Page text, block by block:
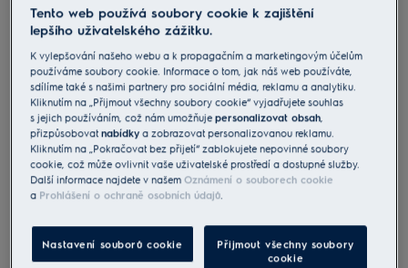
LFV626K
Vertikální komínový odsavač par
série 600 Hob2Hood
4.8 (1183)
Informační list výrobku
Benefity
Odsavač par 600 Hob2Hood® automaticky upravuje nastavení
odsávání.
Hob2Hood® přizpůsobuje digestoř podle nastavení na varné desce.
ExtractionTech Plus rychle čistí vzduch v kuchyni.
Tento web používá soubory cookie k zajištění
lepšího uživatelského zážitku.
K vylepšování našeho webu a k propagačním a marketingovým účelům
používáme soubory cookie. Informace o tom, jak náš web používáte,
sdílíme také s našimi partnery pro sociální média, reklamu a analytiku.
Kliknutím na „Přijmout všechny soubory cookie“ vyjadřujete souhlas
s jejich používáním, což nám umožňujepersonalizovat obsah,
přizpůsobovatnabídky a zobrazovat personalizovanou reklamu.
Kliknutím na „Pokračovat bez přijetí“ zablokujete nepovinné soubory
cookie, což může ovlivnit vaše uživatelské prostředí a dostupné služby.
Další informace najdete v našemOznámení o souborech cookie
a Prohlášení o ochraně osobních údajů.
Nastavení souborů cookie
Přijmout všechny soubory
cookie